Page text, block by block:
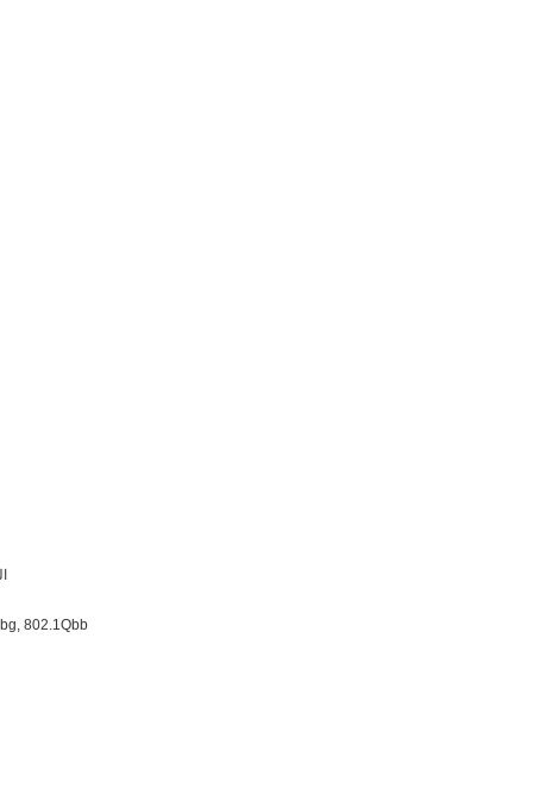
802.1Qbb